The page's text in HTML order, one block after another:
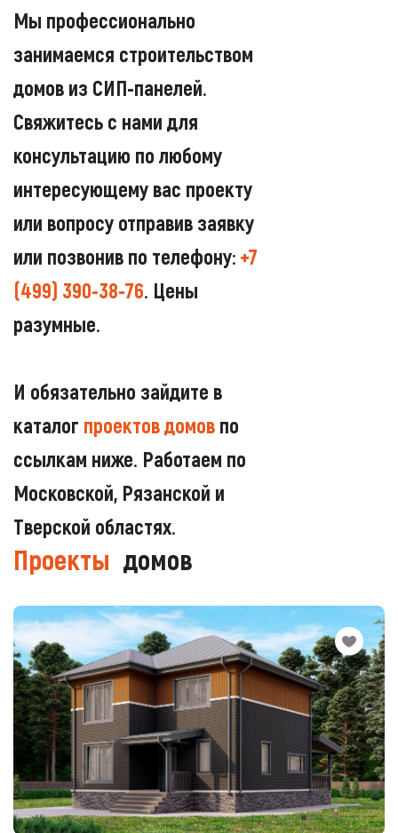
Мы профессионально
занимаемся строительством
домов из СИП-панелей.
Свяжитесь с нами для
консультацию по любому
интересующему вас проекту
или вопросу отправив заявку
или позвонив по телефону: +7
(499) 390-38-76. Цены
разумные.
И обязательно зайдите в
каталог проектов домов по
ссылкам ниже. Работаем по
Московской, Рязанской и
Тверской областях.
Проекты домов